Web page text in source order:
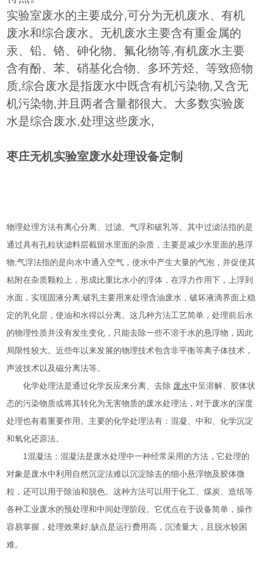
实验室废水的主要成分,可分为无机废水、有机
废水和综合废水。无机废水主要含有重金属的
汞、铅、铬、砷化物、氟化物等,有机废水主要
含有酚、苯、硝基化合物、多环芳烃、等致癌物
质,综合废水是指废水中既含有机污染物,又含无
机污染物,并且两者含量都很大。大多数实验废
水是综合废水,处理这些废水,
枣庄无机实验室废水处理设备定制
物理处理方法有离心分离、过滤、气浮和破乳等。其中过滤法指的是
通过具有孔粒状滤料层截留水里面的杂质，主要是减少水里面的悬浮
物;气浮法指的是向水中通入空气，使水中产生大量的气泡，并促使其
粘附在杂质颗粒上，形成比重比水小的浮体，在浮力作用下，上浮到
水面，实现固液分离;破乳主要用来处理含油废水，破坏液滴界面上稳
定的乳化层，使油和水得以分离。这几种方法工艺简单，处理前后水
的物理性质并没有发生变化，只能去除一些不溶于水的悬浮物，因此
局限性较大。近些年以来发展的物理技术包含非平衡等离子体技术，
声波技术以及磁分离法等。
化学处理法是通过化学反应来分离、去除 废水中呈溶解、胶体状
态的污染物质或将其转化为无害物质的废水处理法，对于废水的深度
处理也有着重要作用。主要的化学处理法有：混凝、中和、化学沉淀
和氧化还原法。
1混凝法：混凝法是废水处理中一种经常采用的方法，它处理的
对象是废水中利用自然沉淀法难以沉淀除去的细小悬浮物及胶体微
粒，还可以用于除油和脱色。这种方法可以用于化工、煤炭、造纸等
各种工业废水的预处理和中间处理阶段。它优点在于设备简单，操作
容易掌握，处理效果好;缺点是运行费用高，沉渣量大，且脱水较困
难。